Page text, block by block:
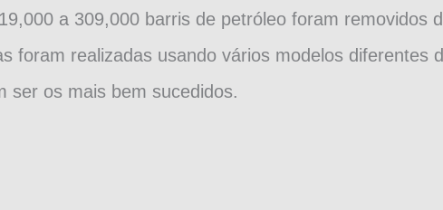
a 309,000 barris de petróleo foram removidos
foram realizadas usando vários modelos diferentes
ser os mais bem sucedidos.